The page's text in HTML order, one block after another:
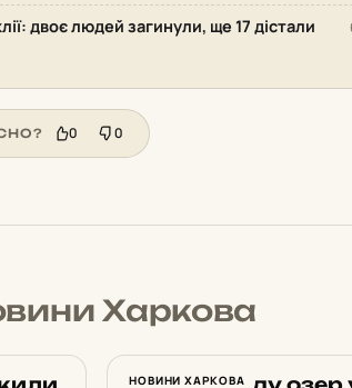
двоє людей загинули, ще 17 дістали
0 0
Харкова
НОВИНИ ХАРКОВА